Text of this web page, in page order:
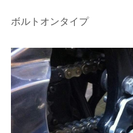
ボルトオンタイプ